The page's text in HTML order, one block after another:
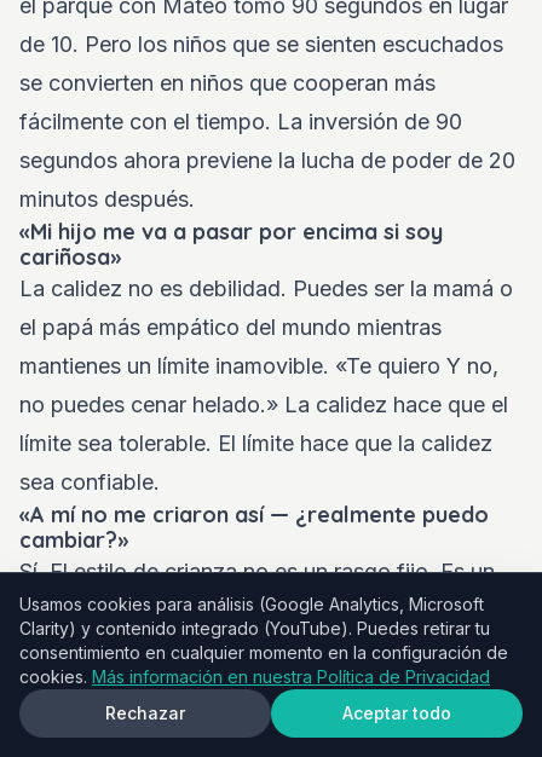
el parque con Mateo tomó 90 segundos en lugar
de 10. Pero los niños que se sienten escuchados
se convierten en niños que cooperan más
fácilmente con el tiempo. La inversión de 90
segundos ahora previene la lucha de poder de 20
minutos después.
«Mi hijo me va a pasar por encima si soy
cariñosa»
La calidez no es debilidad. Puedes ser la mamá o
el papá más empático del mundo mientras
mantienes un límite inamovible. «Te quiero Y no,
no puedes cenar helado.» La calidez hace que el
límite sea tolerable. El límite hace que la calidez
sea confiable.
«A mí no me criaron así — ¿realmente puedo
cambiar?»
Sí. El estilo de crianza no es un rasgo fijo. Es un
conjunto de hábitos, y los hábitos se pueden
cambiar. No necesitas transformar todo de la
noche a la mañana. Empieza con un cambio:
explica una regla, valida un sentimiento, ofrece
Usamos cookies para análisis (Google Analytics, Microsoft
Clarity) y contenido integrado (YouTube). Puedes retirar tu
consentimiento en cualquier momento en la configuración de
cookies. Más información en nuestra Política de Privacidad
Rechazar
Aceptar todo